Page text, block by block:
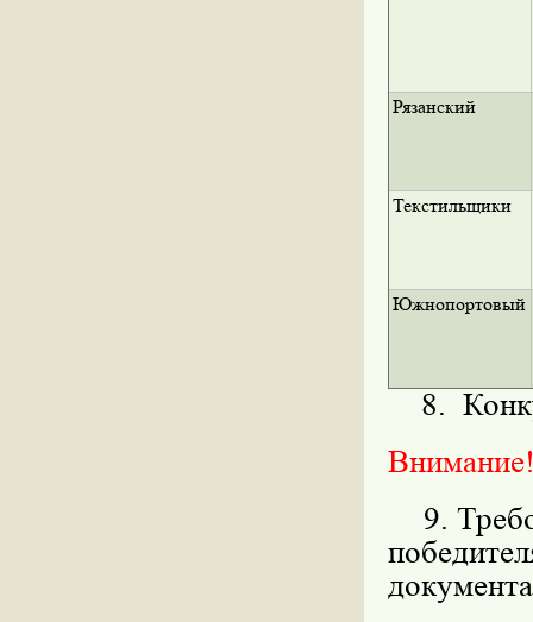
Рязанский
Текстильщики
Южнопортовый
8.
9.